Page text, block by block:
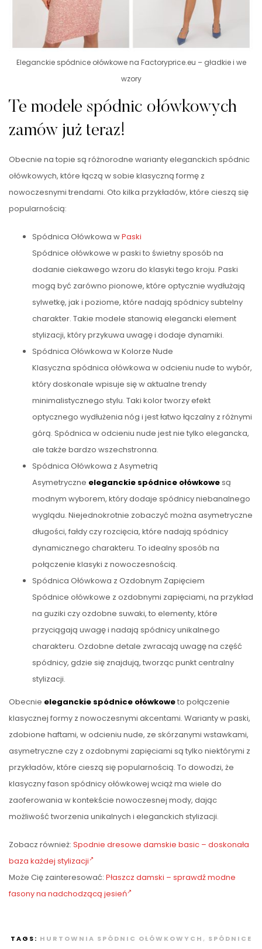
Eleganckie spódnice ołówkowe na Factoryprice.eu – gładkie i we
wzory
Te modele spódnic ołówkowych
zamów już teraz!
Obecnie na topie są różnorodne warianty eleganckich spódnic
ołówkowych, które łączą w sobie klasyczną formę z
nowoczesnymi trendami. Oto kilka przykładów, które cieszą się
popularnością:
Spódnica Ołówkowa wPaski
Spódnice ołówkowe w paski to świetny sposób na
dodanie ciekawego wzoru do klasyki tego kroju. Paski
mogą być zarówno pionowe, które optycznie wydłużają
sylwetkę, jak i poziome, które nadają spódnicy subtelny
charakter. Takie modele stanowią elegancki element
stylizacji, który przykuwa uwagę i dodaje dynamiki.
Spódnica Ołówkowa w Kolorze Nude
Klasyczna spódnica ołówkowa w odcieniu nude to wybór,
który doskonale wpisuje się w aktualne trendy
minimalistycznego stylu. Taki kolor tworzy efekt
optycznego wydłużenia nóg i jest łatwo łączalny z różnymi
górą. Spódnica w odcieniu nude jest nie tylko elegancka,
ale także bardzo wszechstronna.
Spódnica Ołówkowa z Asymetrią
Asymetryczne eleganckie spódnice ołówkowesą
modnym wyborem, który dodaje spódnicy niebanalnego
wyglądu. Niejednokrotnie zobaczyć można asymetryczne
długości, fałdy czy rozcięcia, które nadają spódnicy
dynamicznego charakteru. To idealny sposób na
połączenie klasyki z nowoczesnością.
Spódnica Ołówkowa z Ozdobnym Zapięciem
Spódnice ołówkowe z ozdobnymi zapięciami, na przykład
na guziki czy ozdobne suwaki, to elementy, które
przyciągają uwagę i nadają spódnicy unikalnego
charakteru. Ozdobne detale zwracają uwagę na część
spódnicy, gdzie się znajdują, tworząc punkt centralny
stylizacji.
Obecnie eleganckie spódnice ołówkoweto połączenie
klasycznej formy z nowoczesnymi akcentami. Warianty w paski,
zdobione haftami, w odcieniu nude, ze skórzanymi wstawkami,
asymetryczne czy z ozdobnymi zapięciami są tylko niektórymi z
przykładów, które cieszą się popularnością. To dowodzi, że
klasyczny fason spódnicy ołówkowej wciąż ma wiele do
zaoferowania w kontekście nowoczesnej mody, dając
możliwość tworzenia unikalnych i eleganckich stylizacji.
Zobacz również: Spodnie dresowe damskie basic – doskonała
baza każdej stylizacji
Może Cię zainteresować: Płaszcz damski – sprawdź modne
fasony na nadchodzącą jesień
TAGS: HURTOWNIA SPÓDNIC OŁÓWKOWYCH , SPÓDNICE